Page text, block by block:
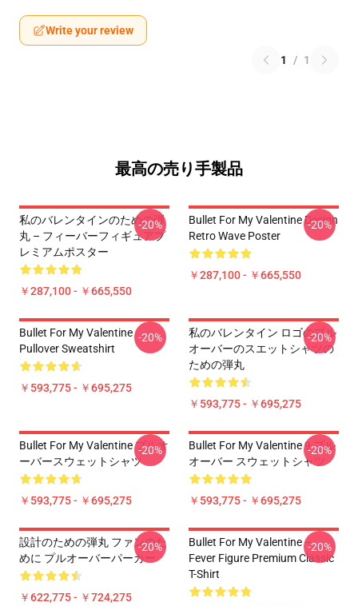
Write your review
1 / 1
最高の売り手製品
私のバレンタインのための弾
丸 – フィーバーフィギュアプ
レミアムポスター
￥287,100 - ￥665,550
-20%
Bullet For My Valentine Design
Retro Wave Poster
￥287,100 - ￥665,550
-20%
Bullet For My Valentine
Pullover Sweatshirt
￥593,775 - ￥695,275
-20%
私のバレンタイン ロゴのプル
オーバーのスエットシャツの
ための弾丸
￥593,775 - ￥695,275
-20%
Bullet For My Valentine プルオ
ーバースウェットシャツ
￥593,775 - ￥695,275
-20%
Bullet For My Valentine 9 プル
オーバー スウェットシャツ
￥593,775 - ￥695,275
-20%
設計のための弾丸 ファンのた
めに プルオーバーパーカー
￥622,775 - ￥724,275
-20%
Bullet For My Valentine –
Fever Figure Premium Classic
T-Shirt
-20%